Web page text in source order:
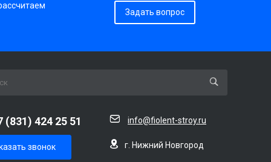
Задать вопрос
(831) 424 25 51
звонок
info@fiolent-stroy.ru
г. Нижний Новгород